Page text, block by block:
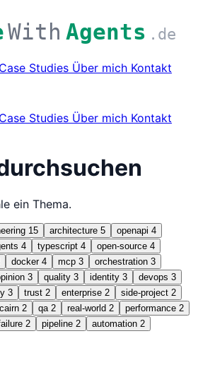
With Agents .de
Case Studies Über mich Kontakt
Case Studies Über mich Kontakt
ein Thema.
15 architecture 5 openapi 4
4 typescript 4 open-source 4
docker 4 mcp 3 orchestration 3
3 quality 3 identity 3 devops 3
3 trust 2 enterprise 2 side-project 2
cairn 2 qa 2 real-world 2 performance 2
2 pipeline 2 automation 2